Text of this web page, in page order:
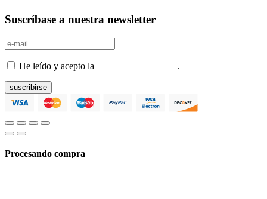
Suscríbase a nuestra newsletter
He leído y acepto la .
suscribirse
Procesando compra